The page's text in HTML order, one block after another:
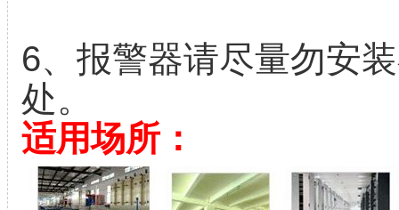
6、报警器请尽量勿安
处。
适用场所：